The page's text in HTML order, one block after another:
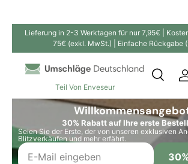
Direkt zum Inhalt
Lieferung in 2-3 Werktagen für nur 7,95€ |
75€ (exkl. MwSt.) | Einfache Rückgabe
Teil Von Enveseur
SuchenSuchen
Suche
30% Rabatt auf Ihre erste
Seien Sie der Erste, der von unseren exklusiven
Blitzverkäufen und mehr erfährt.